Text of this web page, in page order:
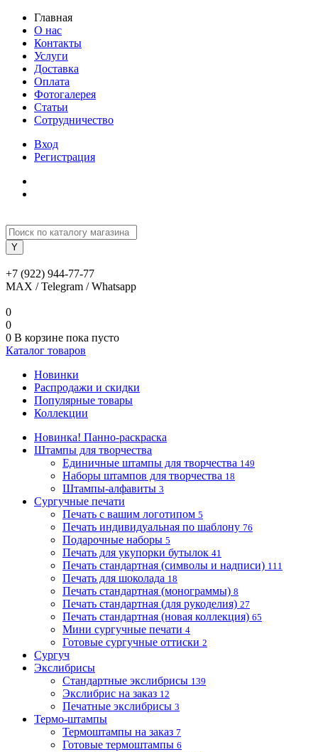
Главная
О нас
Контакты
Услуги
Доставка
Оплата
Фотогалерея
Статьи
Сотрудничество
Вход
Регистрация
+7 (922) 944-77-77
MAX / Telegram / Whatsapp
0
0
0 В корзине пока пусто
Каталог товаров
Новинки
Распродажи и скидки
Популярные товары
Коллекции
Новинка! Панно-раскраска
Штампы для творчества
Единичные штампы для творчества 149
Наборы штампов для творчества 18
Штампы-алфавиты 3
Сургучные печати
Печать с вашим логотипом 5
Печать индивидуальная по шаблону 76
Подарочные наборы 5
Печать для укупорки бутылок 41
Печать стандартная (символы и надписи) 111
Печать для шоколада 18
Печать стандартная (монограммы) 8
Печать стандартная (для рукоделия) 27
Печать стандартная (новая коллекция) 65
Мини сургучные печати 4
Готовые сургучные оттиски 2
Сургуч
Экслибрисы
Стандартные экслибрисы 139
Экслибрис на заказ 12
Печатные экслибрисы 3
Термо-штампы
Термоштампы на заказ 7
Готовые термоштампы 6